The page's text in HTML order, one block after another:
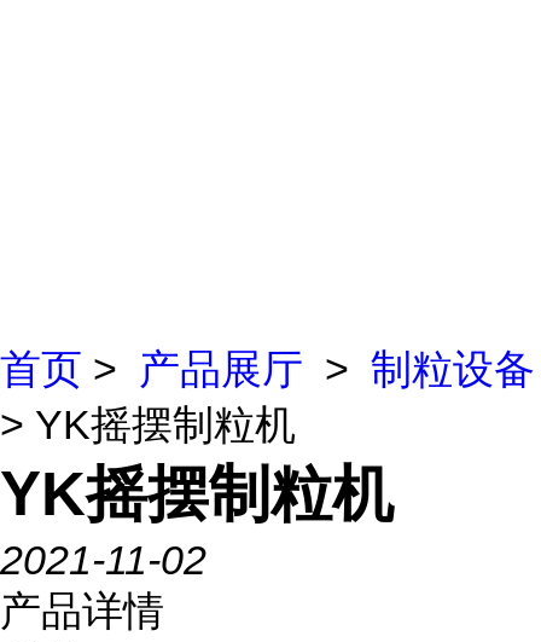
首页 > 产品展厅 > 制粒设备
> YK摇摆制粒机
YK摇摆制粒机
2021-11-02
产品详情